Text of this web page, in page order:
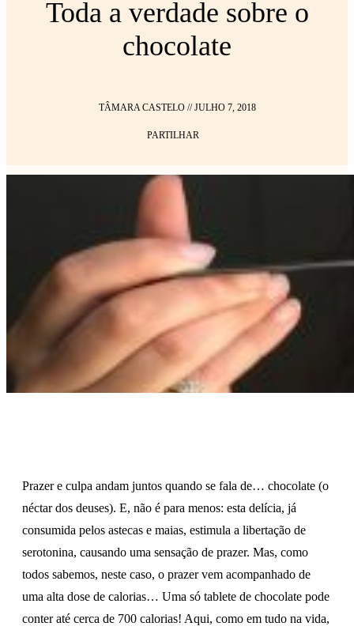
Toda a verdade sobre o
chocolate
TÂMARA CASTELO//JULHO 7, 2018
PARTILHAR
Prazer e culpa andam juntos quando se fala de… chocolate (o
néctar dos deuses). E, não é para menos: esta delícia, já
consumida pelos astecas e maias, estimula a libertação de
serotonina, causando uma sensação de prazer. Mas, como
todos sabemos, neste caso, o prazer vem acompanhado de
uma alta dose de calorias… Uma só tablete de chocolate pode
conter até cerca de 700 calorias! Aqui, como em tudo na vida,